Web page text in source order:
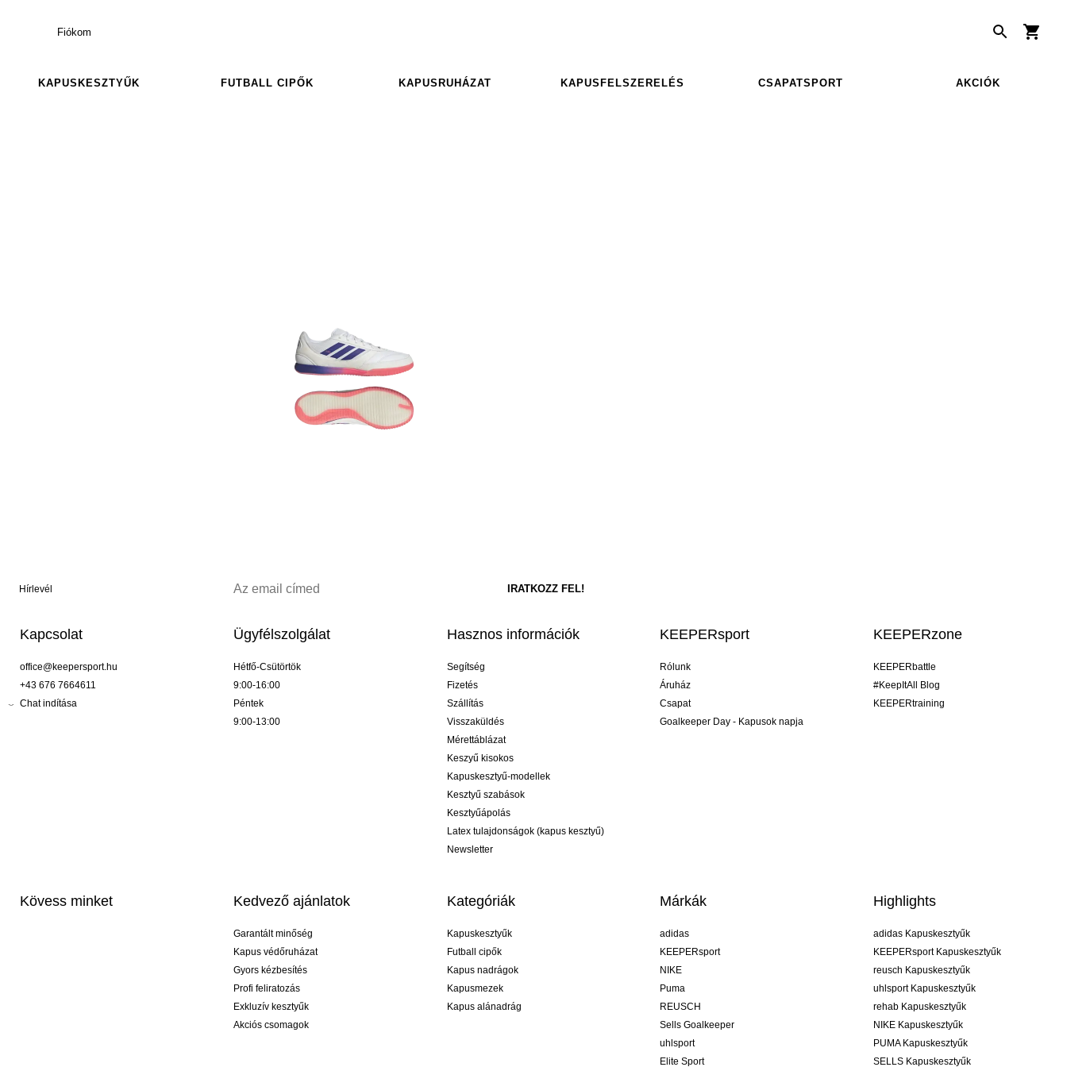
Fiókom
KAPUSKESZTYŰK FUTBALL CIPŐK KAPUSRUHÁZAT KAPUSFELSZERELÉS CSAPATSPORT AKCIÓK
Hírlevél
Kapcsolat
office@keepersport.hu
+43 676 7664611
Chat indítása
Ügyfélszolgálat
Hétfő-Csütörtök
9:00-16:00
Péntek
9:00-13:00
Hasznos információk
Segítség
Fizetés
Szállítás
Visszaküldés
Mérettáblázat
Keszyű kisokos
Kapuskesztyű-modellek
Kesztyű szabások
Kesztyűápolás
Latex tulajdonságok (kapus kesztyű)
Newsletter
KEEPERsport
Rólunk
Áruház
Csapat
Goalkeeper Day - Kapusok napja
KEEPERzone
KEEPERbattle
#KeepItAll Blog
KEEPERtraining
Kövess minket Kedvező ajánlatok
Garantált minőség
Kapus védőruházat
Gyors kézbesítés
Profi feliratozás
Exkluzív kesztyűk
Akciós csomagok
Kategóriák
Kapuskesztyűk
Futball cipők
Kapus nadrágok
Kapusmezek
Kapus alánadrág
Márkák
adidas
KEEPERsport
NIKE
Puma
REUSCH
Sells Goalkeeper
uhlsport
Elite Sport
Highlights
adidas Kapuskesztyűk
KEEPERsport Kapuskesztyűk
reusch Kapuskesztyűk
uhlsport Kapuskesztyűk
rehab Kapuskesztyűk
NIKE Kapuskesztyűk
PUMA Kapuskesztyűk
SELLS Kapuskesztyűk